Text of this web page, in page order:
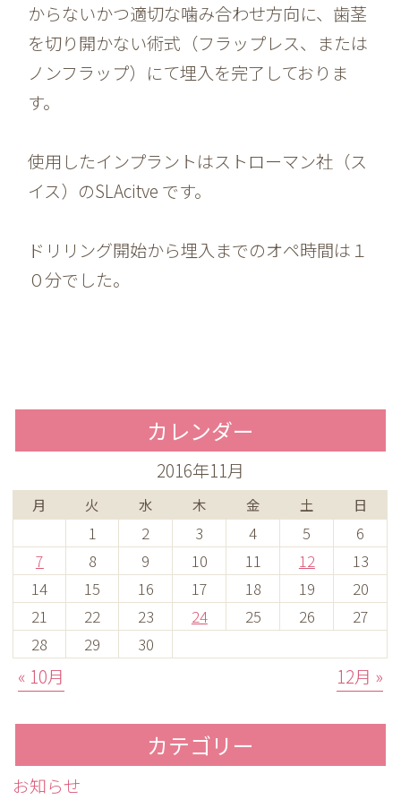
からないかつ適切な噛み合わせ方向に、歯茎
を切り開かない術式（フラップレス、または
ノンフラップ）にて埋入を完了しておりま
す。
使用したインプラントはストローマン社（ス
イス）のSLAcitve です。
ドリリング開始から埋入までのオペ時間は１
０分でした。
カレンダー
2016年11月
月 火 水 木 金 土 日
1 2 3 4 5
6
7
8 9 10 11 12
13
14
15 16 17 18 19
20
21
22 23 24 25 26
27
28
29 30
« 10月 12月 »
カテゴリー
お知らせ